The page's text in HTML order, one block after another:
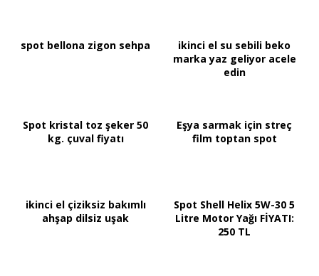
spot bellona zigon sehpa
ikinci el su sebili beko
marka yaz geliyor acele
edin
Spot kristal toz şeker 50
kg. çuval fiyatı
Eşya sarmak için streç
film toptan spot
ikinci el çiziksiz bakımlı
ahşap dilsiz uşak
Spot Shell Helix 5W-30 5
Litre Motor Yağı FİYATI:
250 TL